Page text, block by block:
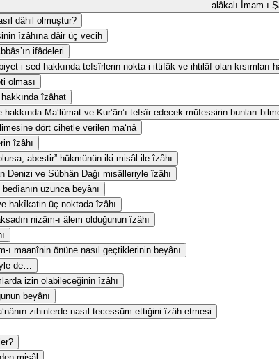
alâkalı İmam-ı
dâhil olmuştur?
îzâhına dâir üç vecih
ifâdeleri
i sed hakkında tefsîrlerin nokta-i ittifâk ve ihtilâf olan kısımları
olması
îzâhat
hakkında Ma‘lûmat ve Kur’ân’ı tefsîr edecek müfessirin bunları
dört cihetle verilen ma‘nâ
îzâhı
abestir” hükmünün iki misâl ile îzâhı
Denizi ve Sübhân Dağı misâlleriyle îzâhı
uzunca beyânı
hakîkatin üç noktada îzâhı
nizâm-ı âlem olduğunun îzâhı
ı maanînin önüne nasıl geçtiklerinin beyânı
de…
izin olabileceğinin îzâhı
beyânı
zihinlerde nasıl tecessüm ettiğini îzâh etmesi